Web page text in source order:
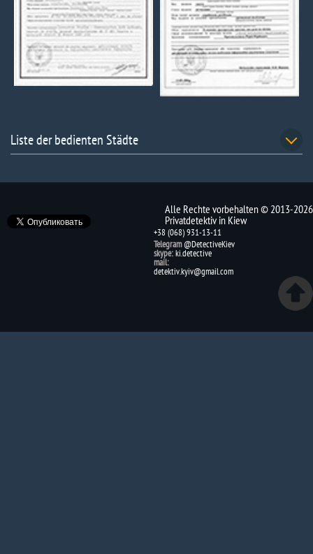
Liste der bedienten Städte
Alle Rechte vorbehalten © 2013-2026
Privatdetektiv in Kiew
+38 (068) 931-13-11
Telegram @DetectiveKiev
skype:ki.detective
mail:
detektiv.kyiv@gmail.com